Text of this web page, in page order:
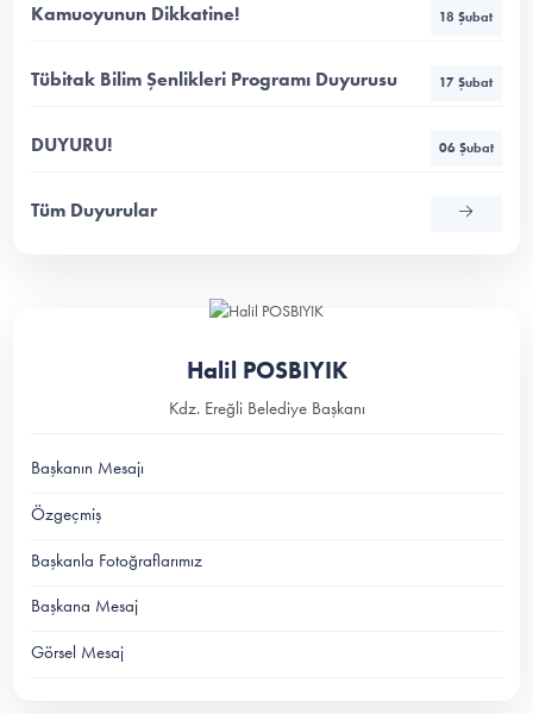
Kamuoyunun Dikkatine! 18 Şubat
Tübitak Bilim Şenlikleri Programı Duyurusu 17 Şubat
DUYURU! 06 Şubat
Tüm Duyurular
Halil POSBIYIK
Kdz. Ereğli Belediye Başkanı
Başkanın Mesajı
Özgeçmiş
Başkanla Fotoğraflarımız
Başkana Mesaj
Görsel Mesaj